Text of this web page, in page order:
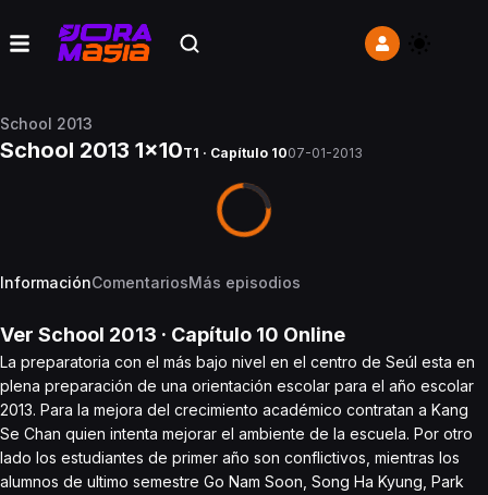
School 2013
School 2013 1x10T1 · Capítulo 1007-01-2013
InformaciónComentariosMás episodios
Ver School 2013 · Capítulo 10 Online
La preparatoria con el más bajo nivel en el centro de Seúl esta en
plena preparación de una orientación escolar para el año escolar
2013. Para la mejora del crecimiento académico contratan a Kang
Se Chan quien intenta mejorar el ambiente de la escuela. Por otro
lado los estudiantes de primer año son conflictivos, mientras los
alumnos de ultimo semestre Go Nam Soon, Song Ha Kyung, Park